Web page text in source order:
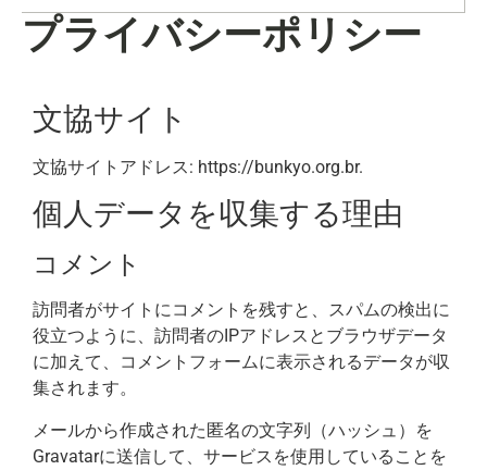
プライバシーポリシー
文協サイト
文協サイトアドレス: https://bunkyo.org.br.
個人データを収集する理由
コメント
訪問者がサイトにコメントを残すと、スパムの検出に
役立つように、訪問者のIPアドレスとブラウザデータ
に加えて、コメントフォームに表示されるデータが収
集されます。
メールから作成された匿名の文字列（ハッシュ）を
Gravatarに送信して、サービスを使用していることを